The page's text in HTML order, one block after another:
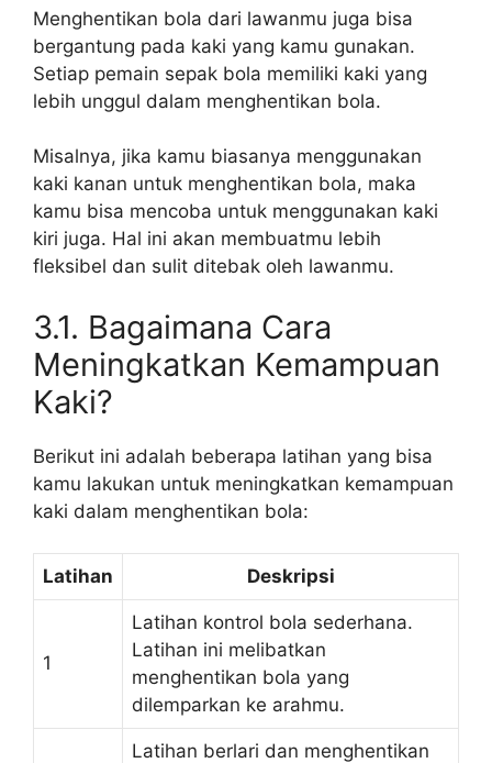
Menghentikan bola dari lawanmu juga bisa
bergantung pada kaki yang kamu gunakan.
Setiap pemain sepak bola memiliki kaki yang
lebih unggul dalam menghentikan bola.
Misalnya, jika kamu biasanya menggunakan
kaki kanan untuk menghentikan bola, maka
kamu bisa mencoba untuk menggunakan kaki
kiri juga. Hal ini akan membuatmu lebih
fleksibel dan sulit ditebak oleh lawanmu.
3.1. Bagaimana Cara
Meningkatkan Kemampuan
Kaki?
Berikut ini adalah beberapa latihan yang bisa
kamu lakukan untuk meningkatkan kemampuan
kaki dalam menghentikan bola:
Latihan Deskripsi
1
Latihan kontrol bola sederhana.
Latihan ini melibatkan
menghentikan bola yang
dilemparkan ke arahmu.
Latihan berlari dan menghentikan